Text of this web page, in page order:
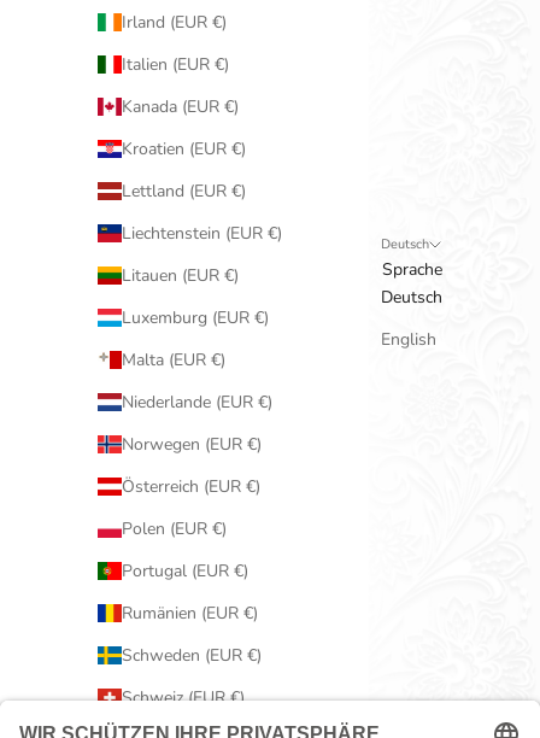
Irland (EUR €)
Italien (EUR €)
Kanada (EUR €)
Kroatien (EUR €)
Lettland (EUR €)
Liechtenstein (EUR €)
Litauen (EUR €)
Luxemburg (EUR €)
Malta (EUR €)
Niederlande (EUR €)
Norwegen (EUR €)
Österreich (EUR €)
Polen (EUR €)
Portugal (EUR €)
Rumänien (EUR €)
Schweden (EUR €)
Schweiz (EUR €)
Deutsch
Sprache
Deutsch
English